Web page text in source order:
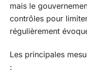
mais le
contrôles pour
régulièrement
Les principales
: